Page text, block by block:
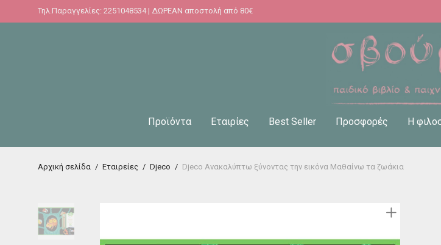
Τηλ.Παραγγελίες: 2251048534 | ΔΩΡΕΑΝ αποστολή από 80€
Προϊόντα Εταιρίες Best Seller Προσφορές Η
Αρχική σελίδα / Εταιρείες / Djeco / Djeco Ανακαλύπτω ξύνοντας την εικόνα Μαθαίνω τα ζωάκια